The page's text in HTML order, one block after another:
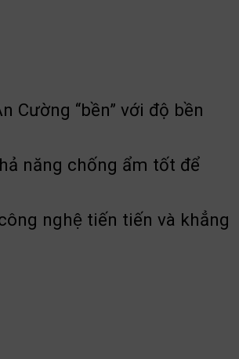
Cường “bền” với độ bền
năng chống ẩm tốt để
nghệ tiến tiến và khẳng